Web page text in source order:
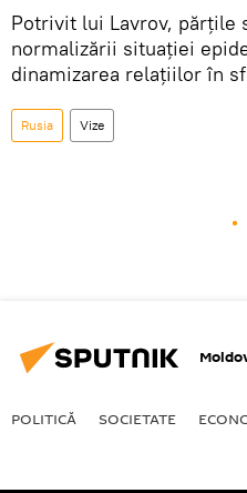
Potrivit lui Lavrov, părțile
normalizării situației
dinamizarea relațiilor în
Rusia Vize
POLITICĂ SOCIETATE